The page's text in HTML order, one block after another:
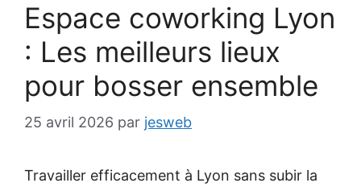
Espace coworking Lyon
: Les meilleurs lieux
pour bosser ensemble
25 avril 2026 par jesweb
Travailler efficacement à Lyon sans subir la